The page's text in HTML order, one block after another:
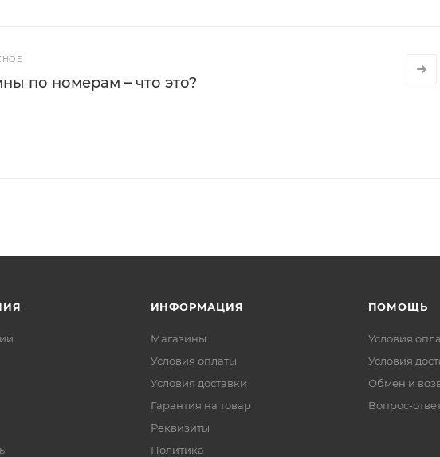
по номерам – что это?
ИНФОРМАЦИЯ
Магазины
Условия оплаты
Условия доставки
Гарантия на товар
Реквизиты
Политика
ПОМОЩЬ
Условия
Условия
Обмен и
Вопрос-